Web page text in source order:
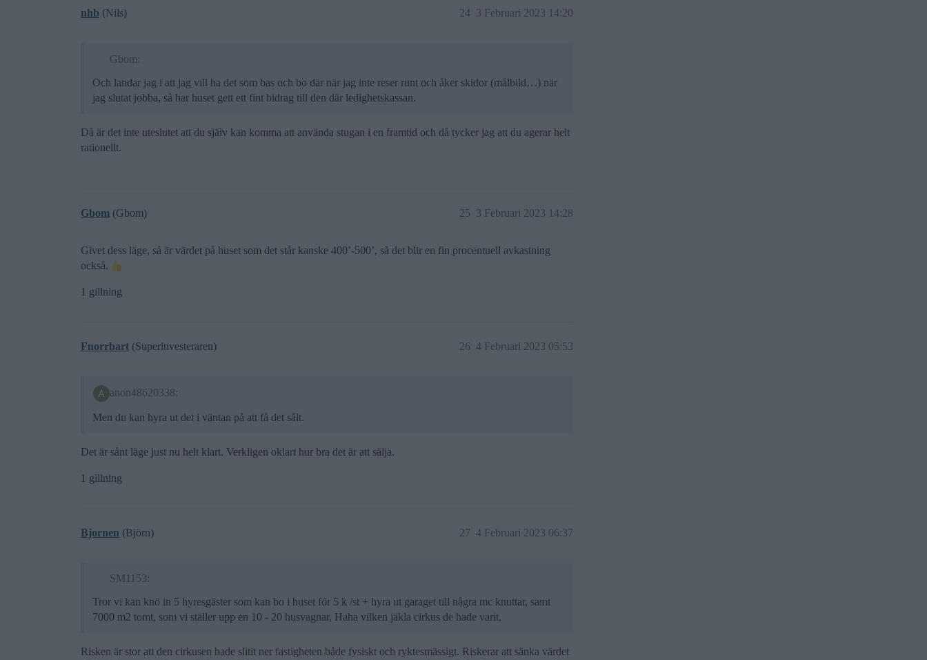
nhb (Nils) 3 Februari 2023 14:20
24
Gbom:
Och landar jag i att jag vill ha det som bas och bo där när jag inte reser runt och åker skidor (målbild…) när
jag slutat jobba, så har huset gett ett fint bidrag till den där ledighetskassan.
Då är det inte uteslutet att du själv kan komma att använda stugan i en framtid och då tycker jag att du agerar helt
rationellt.
Gbom (Gbom) 3 Februari 2023 14:28
25
Givet dess läge, så är värdet på huset som det står kanske 400’-500’, så det blir en fin procentuell avkastning
också.
1 gillning
Fnorrbart (Superinvesteraren) 4 Februari 2023 05:53
26
anon48620338:
Men du kan hyra ut det i väntan på att få det sålt.
Det är sånt läge just nu helt klart. Verkligen oklart hur bra det är att sälja.
1 gillning
Bjornen (Björn) 4 Februari 2023 06:37
27
SM1153:
Tror vi kan knö in 5 hyresgäster som kan bo i huset för 5 k /st + hyra ut garaget till några mc knuttar, samt
7000 m2 tomt, som vi ställer upp en 10 - 20 husvagnar, Haha vilken jäkla cirkus de hade varit,
Risken är stor att den cirkusen hade slitit ner fastigheten både fysiskt och ryktesmässigt. Riskerar att sänka värdet